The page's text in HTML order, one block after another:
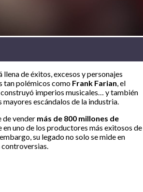
llena de éxitos, excesos y personajes
tan polémicos como Frank Farian, el
imperios musicales… y también
escándalos de la industria.
de vender más de 800 millones de
en uno de los productores más exitosos de
su legado no solo se mide en